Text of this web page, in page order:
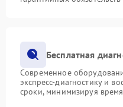
Бесплатная
Современное
экспресс-диагностику и
сроки, минимизируя